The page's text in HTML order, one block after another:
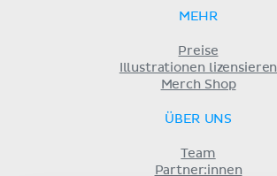
MEHR
Preise
Illustrationen lizensieren
Merch Shop
ÜBER UNS
Team
Partner:innen